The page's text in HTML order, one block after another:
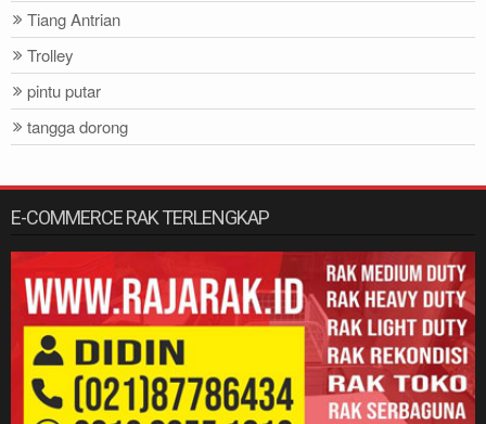
Tiang Antrian
Trolley
pintu putar
tangga dorong
E-COMMERCE RAK TERLENGKAP